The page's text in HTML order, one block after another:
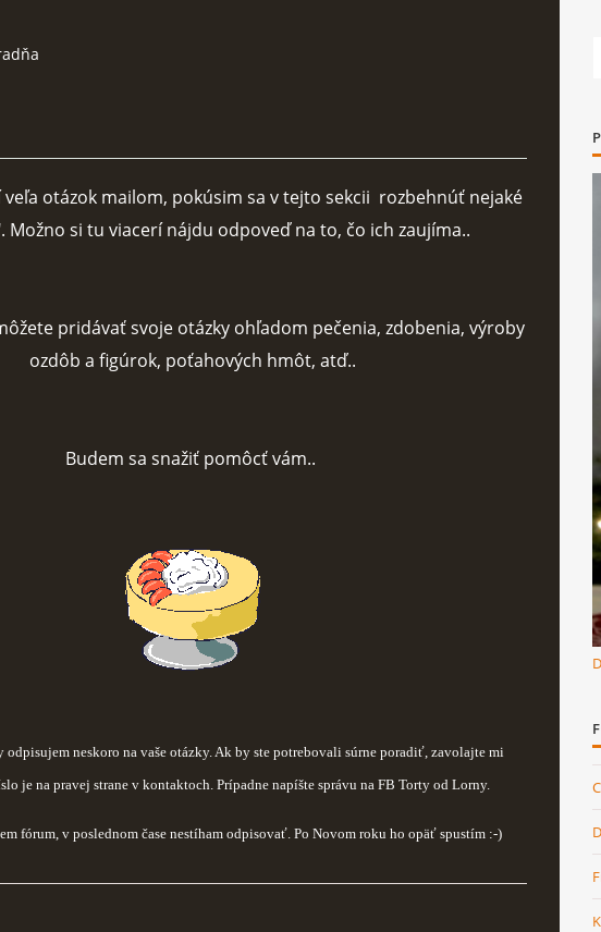
otázok mailom, pokúsim sa v tejto sekcii rozbehnúť nejaké
Možno si tu viacerí nájdu odpoveď na to, čo ich zaujíma..
pridávať svoje otázky ohľadom pečenia, zdobenia, výroby
ozdôb a figúrok, poťahových hmôt, atď..
Budem sa snažiť pomôcť vám..
odpisujem neskoro na vaše otázky. Ak by ste potrebovali súrne poradiť, zavolajte mi
je na pravej strane v kontaktoch. Prípadne napíšte správu na FB Torty od Lorny.
fórum, v poslednom čase nestíham odpisovať. Po Novom roku ho opäť spustím :-)